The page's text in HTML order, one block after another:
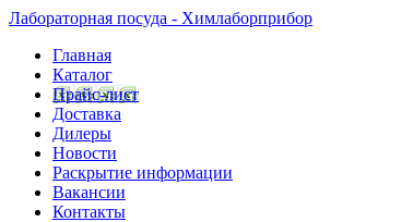
Лабораторная посуда - Химлаборприбор
Главная
Каталог
Прайс-лист
Доставка
Дилеры
Новости
Раскрытие информации
Вакансии
Контакты